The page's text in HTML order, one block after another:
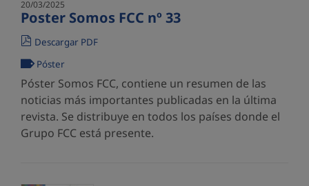
20/03/2025
Poster Somos FCC nº 33
Descargar PDF
Póster
Póster Somos FCC, contiene un resumen de las
noticias más importantes publicadas en la última
revista. Se distribuye en todos los países donde el
Grupo FCC está presente.